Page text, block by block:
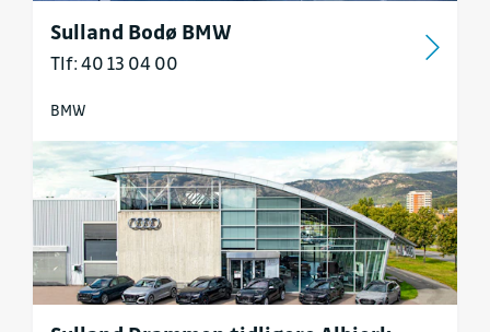
Sulland Bodø BMW
Tlf: 40 13 04 00
BMW